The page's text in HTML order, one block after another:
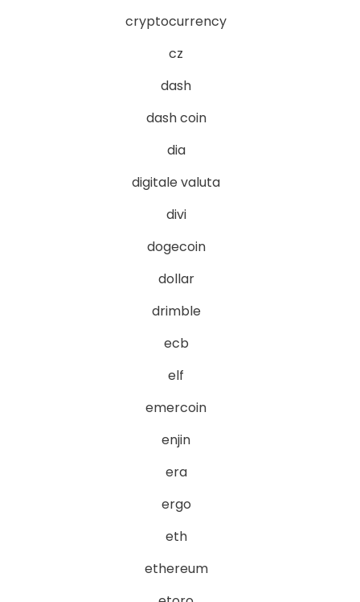
cryptocurrency
cz
dash
dash coin
dia
digitale valuta
divi
dogecoin
dollar
drimble
ecb
elf
emercoin
enjin
era
ergo
eth
ethereum